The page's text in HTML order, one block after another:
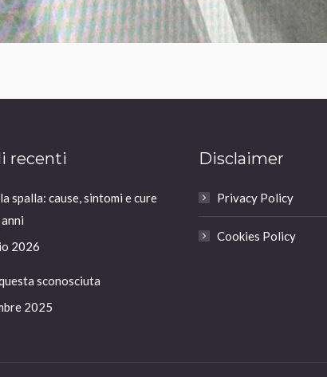
recenti
spalla: cause, sintomi e cure
2026
sconosciuta
2025
Disclaimer
Privacy Policy
Cookies Policy